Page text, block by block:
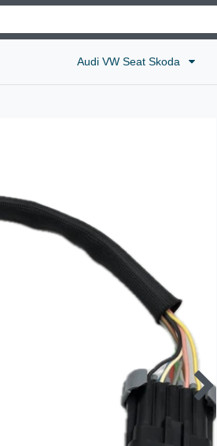
Audi VW Seat Skoda